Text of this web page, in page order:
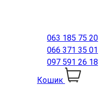
063 185 75 20
066 371 35 01
097 591 26 18
Кошик